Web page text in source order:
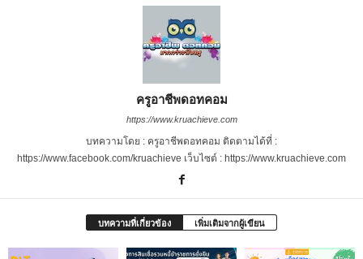
ครูอาชีพดอทคอม
https://www.kruachieve.com
บทความโดย : ครูอาชีพดอทคอม ติดตามได้ที่ :
https://www.facebook.com/kruachieve เว็บไซต์ : https://www.kruachieve.com
บทความที่เกี่ยวข้อง เพิ่มเติมจากผู้เขียน